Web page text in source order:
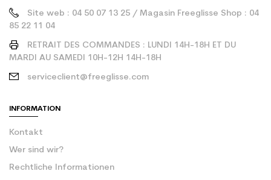
Site web : 04 50 07 13 25 / Magasin Freeglisse Shop : 04
85 22 11 04
RETRAIT DES COMMANDES : LUNDI 14H-18H ET DU
MARDI AU SAMEDI 10H-12H 14H-18H
serviceclient@freeglisse.com
INFORMATION
Kontakt
Wer sind wir?
Rechtliche Informationen